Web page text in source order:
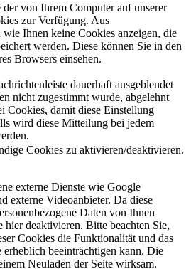
von Ihrem Computer auf unserer
zur Verfügung. Aus
Ihnen keine Cookies anzeigen, die
werden. Diese können Sie in den
Browsers einsehen.
dauerhaft ausgeblendet
nicht zugestimmt wurde, abgelehnt
Cookies, damit diese Einstellung
wird diese Mitteilung bei jedem
Cookies zu aktivieren/deaktivieren.
externe Dienste wie Google
externe Videoanbieter. Da diese
Daten von Ihnen
hier deaktivieren. Bitte beachten Sie,
Cookies die Funktionalität und das
erheblich beeinträchtigen kann. Die
Neuladen der Seite wirksam.